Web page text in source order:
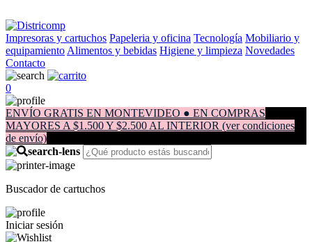
Impresoras y cartuchos Papeleria y oficina Tecnología Mobiliario y
equipamiento Alimentos y bebidas Higiene y limpieza Novedades
Contacto
0
ENVÍO GRATIS EN MONTEVIDEO ● EN COMPRAS
MAYORES A $1.500 Y $2.500 AL INTERIOR (ver condiciones
de envío)
Buscador de cartuchos
Iniciar sesión